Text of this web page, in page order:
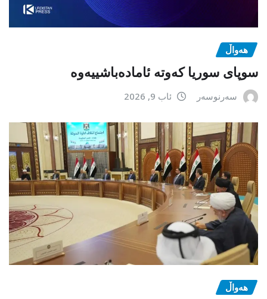
هەواڵ
سوپای سوریا کەوتە ئامادەباشییەوە
سەرنوسەر ئاب 9, 2026
هەواڵ